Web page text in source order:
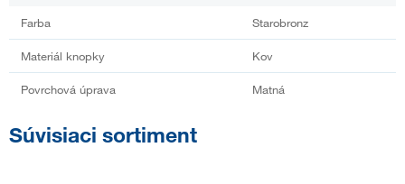
Farba Starobronz
Materiál knopky Kov
Povrchová úprava Matná
Súvisiaci sortiment